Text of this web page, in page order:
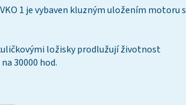
1 je vybaven kluzným uložením motoru s
ložisky prodlužují životnost
30000 hod.